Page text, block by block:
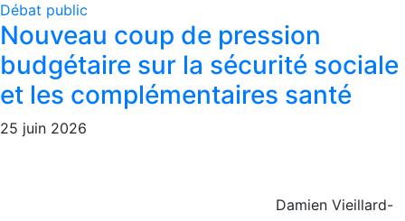
Débat public
Nouveau coup de pression
budgétaire sur la sécurité sociale
et les complémentaires santé
25 juin 2026
Damien Vieillard-